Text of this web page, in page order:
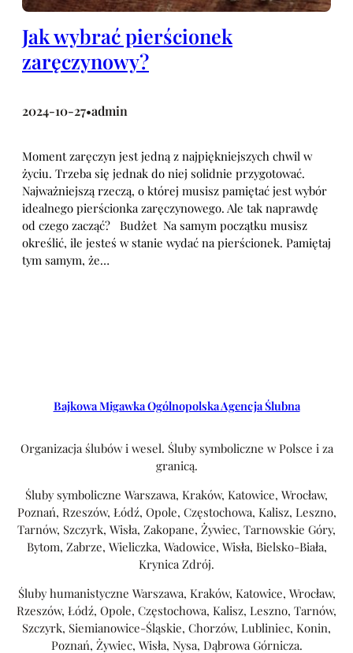
Jak wybrać pierścionek
zaręczynowy?
2024-10-27•admin
Moment zaręczyn jest jedną z najpiękniejszych chwil w
życiu. Trzeba się jednak do niej solidnie przygotować.
Najważniejszą rzeczą, o której musisz pamiętać jest wybór
idealnego pierścionka zaręczynowego. Ale tak naprawdę
od czego zacząć? Budżet Na samym początku musisz
określić, ile jesteś w stanie wydać na pierścionek. Pamiętaj
tym samym, że…
Bajkowa Migawka Ogólnopolska Agencja Ślubna
Organizacja ślubów i wesel. Śluby symboliczne w Polsce i za
granicą.
Śluby symboliczne Warszawa, Kraków, Katowice, Wrocław,
Poznań, Rzeszów, Łódź, Opole, Częstochowa, Kalisz, Leszno,
Tarnów, Szczyrk, Wisła, Zakopane, Żywiec, Tarnowskie Góry,
Bytom, Zabrze, Wieliczka, Wadowice, Wisła, Bielsko-Biała,
Krynica Zdrój.
Śluby humanistyczne Warszawa, Kraków, Katowice, Wrocław,
Rzeszów, Łódź, Opole, Częstochowa, Kalisz, Leszno, Tarnów,
Szczyrk, Siemianowice-Śląskie, Chorzów, Lubliniec, Konin,
Poznań, Żywiec, Wisła, Nysa, Dąbrowa Górnicza.